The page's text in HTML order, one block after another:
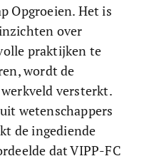
Opgroeien. Het is
over
praktijken te
wordt de
versterkt.
wetenschappers
de ingediende
dat VIPP-FC